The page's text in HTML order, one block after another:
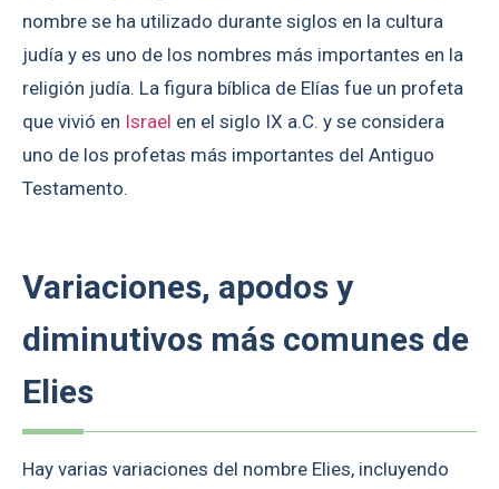
nombre se ha utilizado durante siglos en la cultura
judía y es uno de los nombres más importantes en la
religión judía. La figura bíblica de Elías fue un profeta
que vivió en Israel en el siglo IX a.C. y se considera
uno de los profetas más importantes del Antiguo
Testamento.
Variaciones, apodos y
diminutivos más comunes de
Elies
Hay varias variaciones del nombre Elies, incluyendo